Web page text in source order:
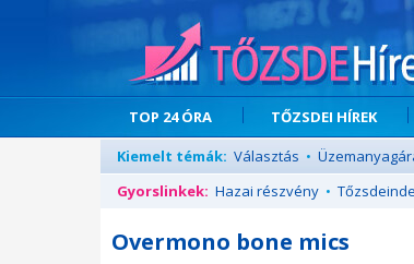
TOP 24 ÓRA TŐZSDEI HÍREK
Kiemelt témák: Választás •
Gyorslinkek: Hazai részvény •
Overmono bone mics